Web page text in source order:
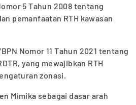
5 Tahun 2008 tentang
pemanfaatan RTH kawasan
Nomor 11 Tahun 2021 tentang
yang mewajibkan RTH
zonasi.
Mimika sebagai dasar arah